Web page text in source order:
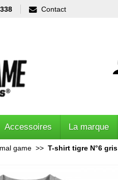
Contact
Accessoires La marque
game T-shirt tigre N°6 gris